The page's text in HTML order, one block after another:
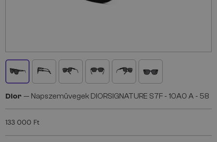
Dior — Napszemüvegek DIORSIGNATURE S7F - 10A0 A - 58
133 000 Ft